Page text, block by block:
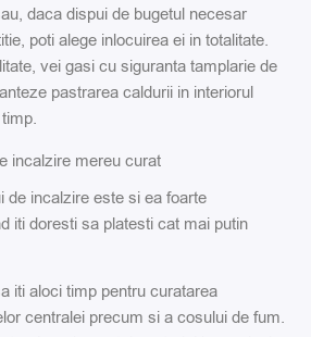
daca dispui de bugetul necesar
poti alege inlocuirea ei in totalitate.
vei gasi cu siguranta tamplarie de
pastrarea caldurii in interiorul
incalzire mereu curat
de incalzire este si ea foarte
iti doresti sa platesti cat mai putin
iti aloci timp pentru curatarea
centralei precum si a cosului de fum.